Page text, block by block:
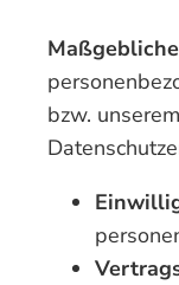
bzw.